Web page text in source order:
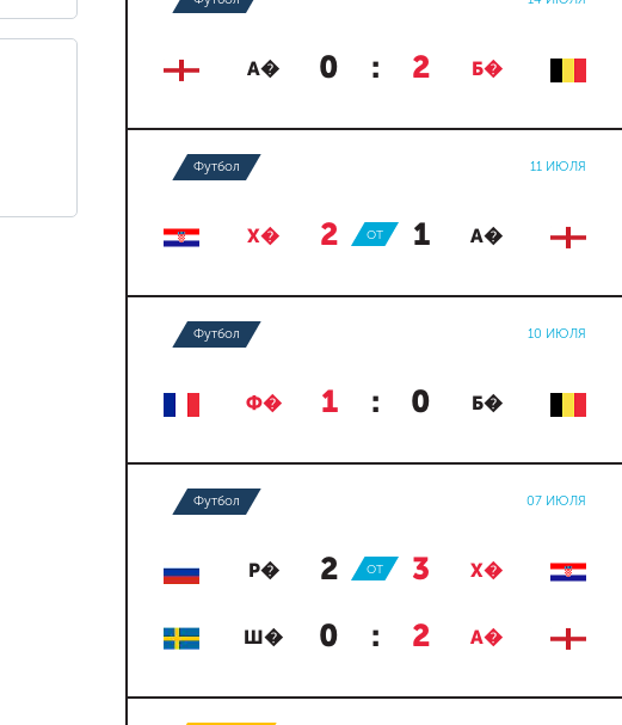
А� 0 : 2 Б�
Футбол 11 ИЮЛЯ
Х� 2 : 1 А�
ОТ
Футбол 10 ИЮЛЯ
Ф� 1 : 0 Б�
Футбол 07 ИЮЛЯ
Р� 2 : 3 Х�
ОТ
Ш� 0 : 2 А�